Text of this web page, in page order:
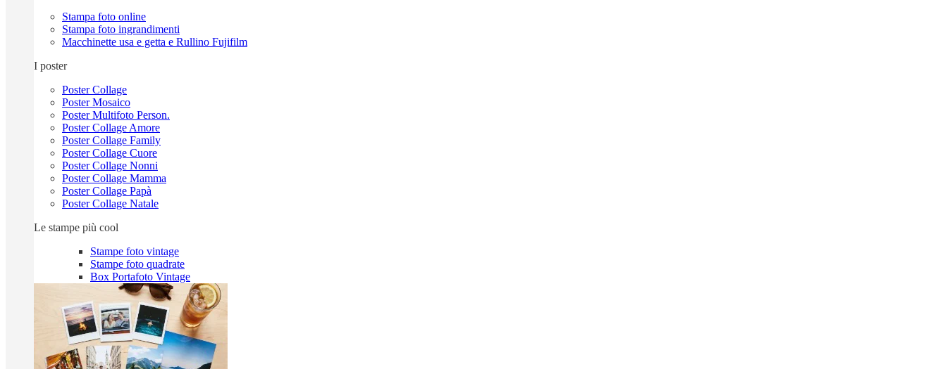
Stampa foto online
Stampa foto ingrandimenti
Macchinette usa e getta e Rullino Fujifilm
I poster
Poster Collage
Poster Mosaico
Poster Multifoto Person.
Poster Collage Amore
Poster Collage Family
Poster Collage Cuore
Poster Collage Nonni
Poster Collage Mamma
Poster Collage Papà
Poster Collage Natale
Le stampe più cool
Stampe foto vintage
Stampe foto quadrate
Box Portafoto Vintage